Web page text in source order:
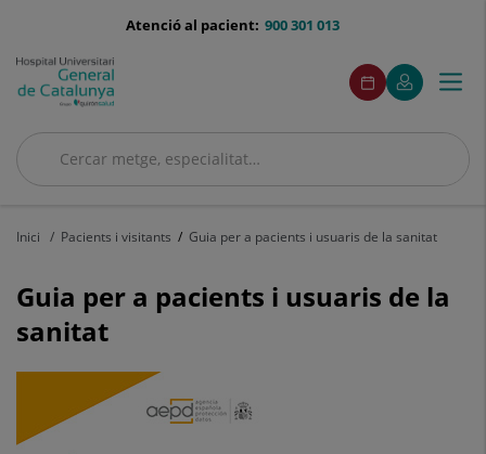
menu-
900 301 013
Atenció al pacient:
Cercar
Cercar
menuAcceso
Demaneu
cita
Aquest
enllaç
s'obrirà
una
El
meu
Aquest
enllaç
s'obrirà
una
finestra
Menú
Inici Pacients i visitants Guia per a pacients i usuaris de la sanitat
Guia per a pacients i usuaris de la
sanitat